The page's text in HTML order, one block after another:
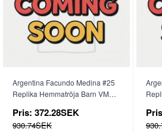
Argentina Facundo Medina #25
Replika Hemmatröja Barn VM
Pris: 372.28SEK
930.74SEK